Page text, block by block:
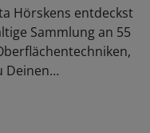
Hörskens entdeckst
Sammlung an 55
Deinen…